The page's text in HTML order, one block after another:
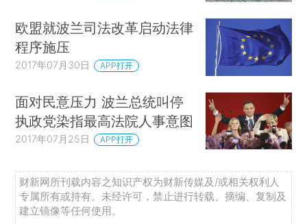
欧盟就波兰司法改革启动法律
程序施压
2017年07月30日 APP打开
面对民意压力 波兰总统叫停
执政党染指最高法院人事意图
2017年07月25日 APP打开
财新网所刊载内容之知识产权为财新传媒及/或相关权利人
专属所有或持有。未经许可，禁止进行转载、摘编、复制及
建立镜像等任何使用。